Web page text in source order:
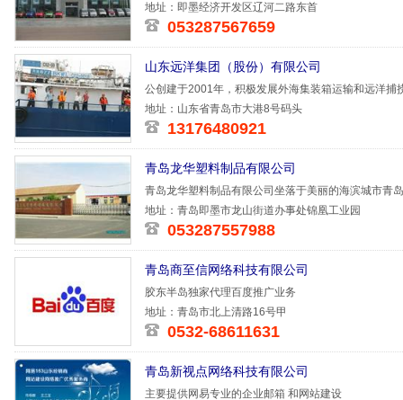
市经济开发
地址：即墨经济开发区辽河二路东首
053287567659
山东远洋集团（股份）有限公司
公创建于2001年，积极发展外海集装箱运输和远洋
深加工，开
地址：山东省青岛市大港8号码头
13176480921
青岛龙华塑料制品有限公司
青岛龙华塑料制品有限公司坐落于美丽的海滨城市青
人，企业拥
地址：青岛即墨市龙山街道办事处锦凰工业园
053287557988
青岛商至信网络科技有限公司
胶东半岛独家代理百度推广业务
地址：青岛市北上清路16号甲
0532-68611631
青岛新视点网络科技有限公司
主要提供网易专业的企业邮箱 和网站建设